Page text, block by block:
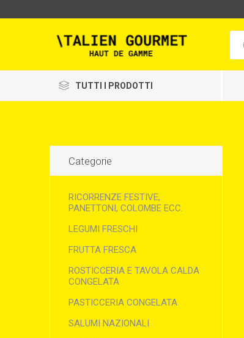
TUTTI I PRODOTTI
Categorie
RICORRENZE FESTIVE,
PANETTONI, COLOMBE ECC.
LEGUMI FRESCHI
FRUTTA FRESCA
ROSTICCERIA E TAVOLA CALDA
CONGELATA
PASTICCERIA CONGELATA
SALUMI NAZIONALI